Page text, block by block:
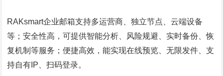
RAKsmart企业邮箱支持多运营商、独立节点、云端设备
等；安全性高，可提供智能分析、风险规避、实时备份、恢
复机制等服务；便捷高效，能实现在线预览、无限发件、支
持自有IP、扫码登录。